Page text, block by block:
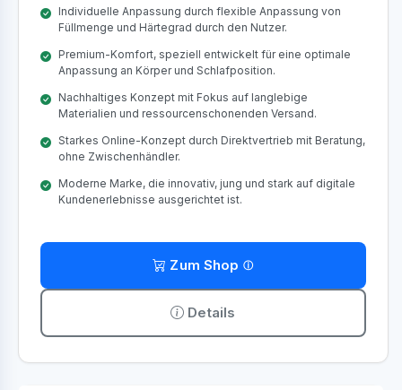
Individuelle Anpassung durch flexible Anpassung von
Füllmenge und Härtegrad durch den Nutzer.
Premium-Komfort, speziell entwickelt für eine optimale
Anpassung an Körper und Schlafposition.
Nachhaltiges Konzept mit Fokus auf langlebige
Materialien und ressourcenschonenden Versand.
Starkes Online-Konzept durch Direktvertrieb mit Beratung,
ohne Zwischenhändler.
Moderne Marke, die innovativ, jung und stark auf digitale
Kundenerlebnisse ausgerichtet ist.
Zum Shop
Details